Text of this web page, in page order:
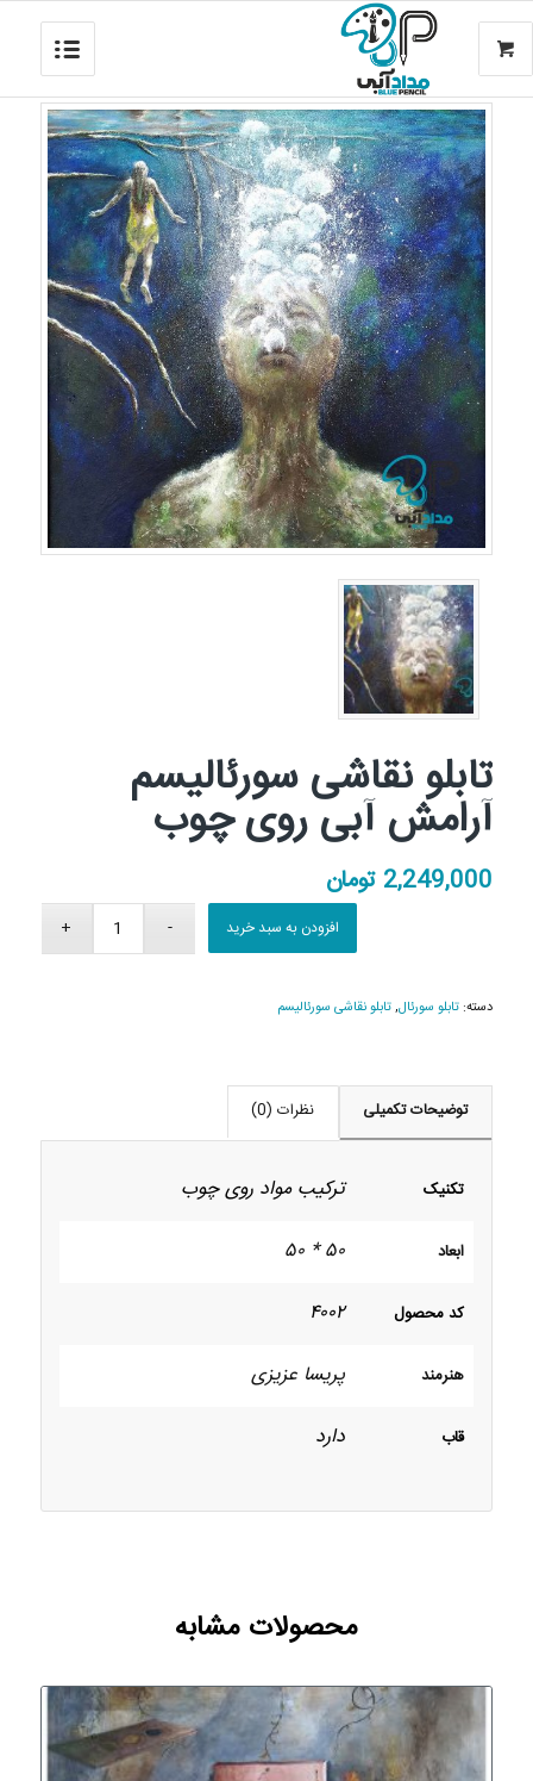
تابلو نقاشی سورئالیسم
آرامش آبی روی چوب
2,249,000 تومان
افزودن به سبد خرید
دسته: تابلو سورئال,تابلو نقاشی سورئالیسم
توضیحات تکمیلی نظرات (0)
تکنیک ترکیب مواد روی چوب
ابعاد ۵۰ * ۵۰
کد محصول ۴۰۰۲
هنرمند پریسا عزیزی
قاب دارد
محصولات مشابه